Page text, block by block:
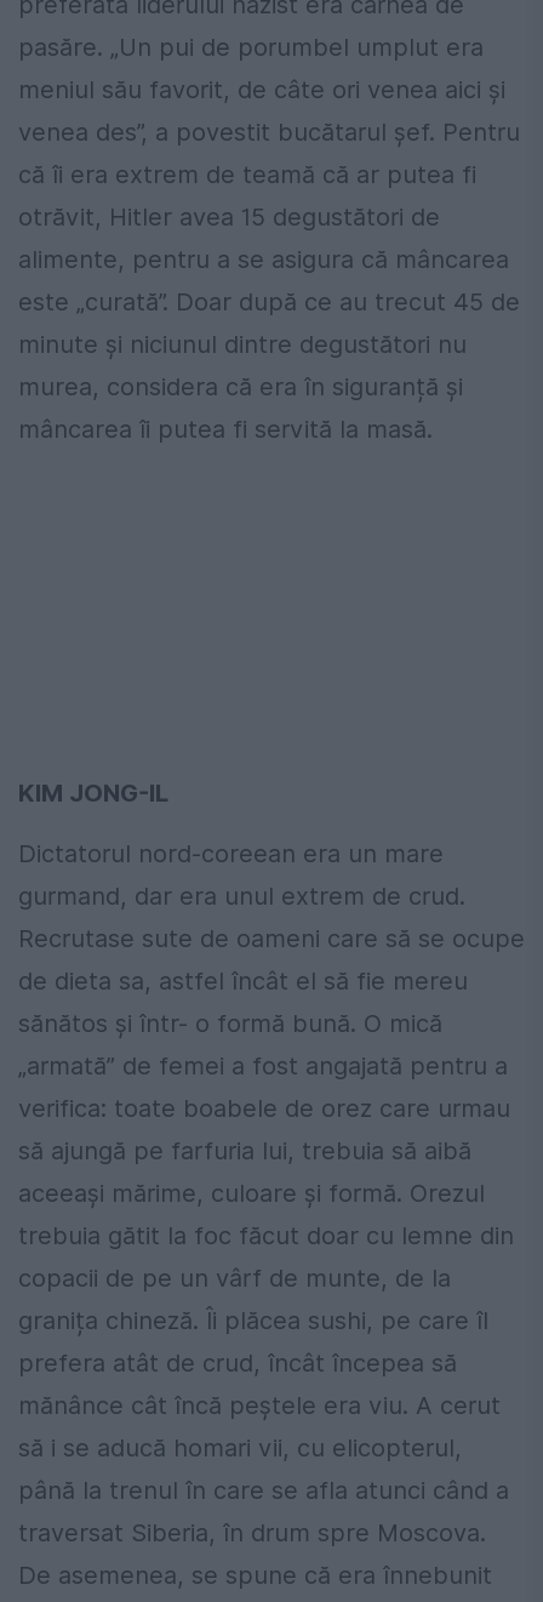
pasăre. „Un pui de porumbel umplut era
meniul său favorit, de câte ori venea aici și
venea des”, a povestit bucătarul șef. Pentru
că îi era extrem de teamă că ar putea fi
otrăvit, Hitler avea 15 degustători de
alimente, pentru a se asigura că mâncarea
este „curată”. Doar după ce au trecut 45 de
minute și niciunul dintre degustători nu
murea, considera că era în siguranță și
mâncarea îi putea fi servită la masă.
KIM JONG-IL
Dictatorul nord-coreean era un mare
gurmand, dar era unul extrem de crud.
Recrutase sute de oameni care să se ocupe
de dieta sa, astfel încât el să fie mereu
sănătos și într- o formă bună. O mică
„armată” de femei a fost angajată pentru a
verifica: toate boabele de orez care urmau
să ajungă pe farfuria lui, trebuia să aibă
aceeași mărime, culoare și formă. Orezul
trebuia gătit la foc făcut doar cu lemne din
copacii de pe un vârf de munte, de la
granița chineză. Îi plăcea sushi, pe care îl
prefera atât de crud, încât începea să
mănânce cât încă peștele era viu. A cerut
să i se aducă homari vii, cu elicopterul,
până la trenul în care se afla atunci când a
traversat Siberia, în drum spre Moscova.
De asemenea, se spune că era înnebunit